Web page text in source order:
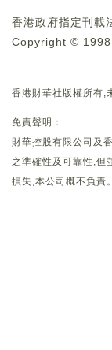
香港政府指定刊載
Copyright © 1998
香港財華社版權所有,
免責聲明：
財華控股有限公司及
之準確性及可靠性,但
損失,本公司概不負責。